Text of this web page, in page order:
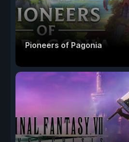
Pioneers of Pagonia